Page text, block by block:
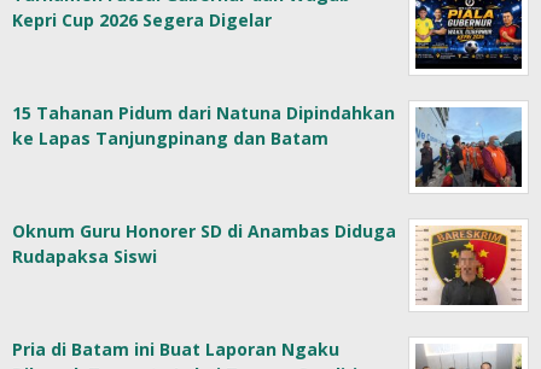
Kepri Cup 2026 Segera Digelar
15 Tahanan Pidum dari Natuna Dipindahkan
ke Lapas Tanjungpinang dan Batam
Oknum Guru Honorer SD di Anambas Diduga
Rudapaksa Siswi
Pria di Batam ini Buat Laporan Ngaku